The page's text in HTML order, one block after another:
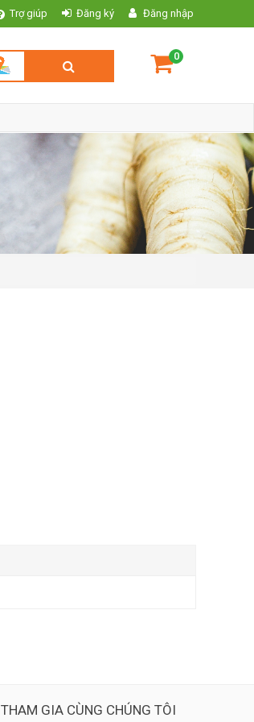
Trợ giúp Đăng ký Đăng nhập
0
THAM GIA CÙNG CHÚNG TÔI